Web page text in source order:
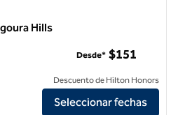
Hills
Inn & Suites Agoura Hills
Desde* $151
Descuento de Hilton Honors
Seleccionar fechas